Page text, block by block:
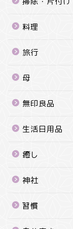
料理
旅行
母
無印良品
生活日用品
癒し
神社
習慣